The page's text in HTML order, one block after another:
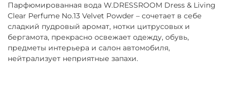
Парфюмированная вода W.DRESSROOM Dress & Living
Clear Perfume No.13 Velvet Powder – сочетает в себе
сладкий пудровый аромат, нотки цитрусовых и
бергамота, прекрасно освежает одежду, обувь,
предметы интерьера и салон автомобиля,
нейтрализует неприятные запахи.